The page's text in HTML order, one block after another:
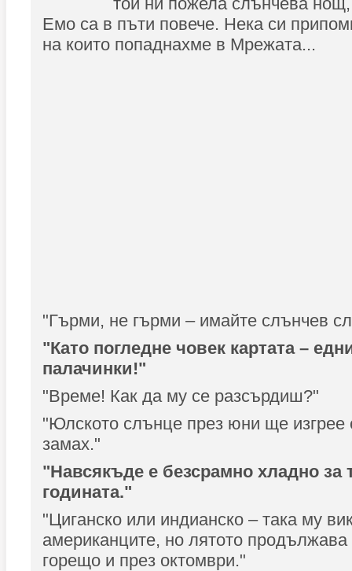
Емо са в пъти повече. Нека си
на които попаднахме в Мрежата...
"Гърми, не гърми – имайте слънчев
"Като погледне човек картата –
палачинки!"
"Време! Как да му се разсърдиш?"
"Юлското слънце през юни ще изгрее
замах."
"Навсякъде е безсрамно хладно за
годината."
"Циганско или индианско – така му
американците, но лятото
горещо и през октомври."